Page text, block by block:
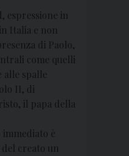
espressione in
Italia e non
di Paolo,
come quelli
alle spalle
II, di
il papa della
è
creato un